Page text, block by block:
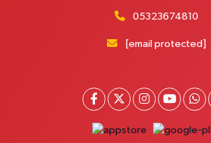
05323674810
[email protected]